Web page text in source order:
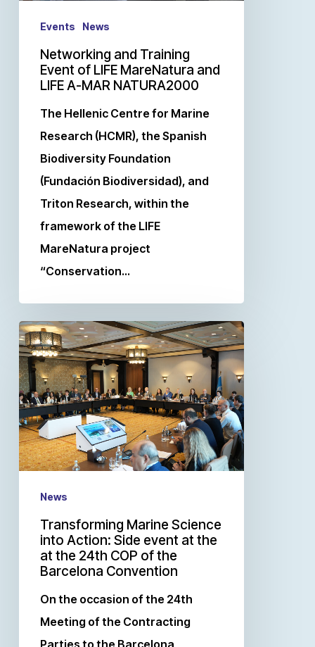
Events News
Networking and Training
Event of LIFE MareNatura and
LIFE A-MAR NATURA2000
The Hellenic Centre for Marine
Research (HCMR), the Spanish
Biodiversity Foundation
(Fundación Biodiversidad), and
Triton Research, within the
framework of the LIFE
MareNatura project
“Conservation…
News
Transforming Marine Science
into Action: Side event at the
at the 24th COP of the
Barcelona Convention
On the occasion of the 24th
Meeting of the Contracting
Parties to the Barcelona